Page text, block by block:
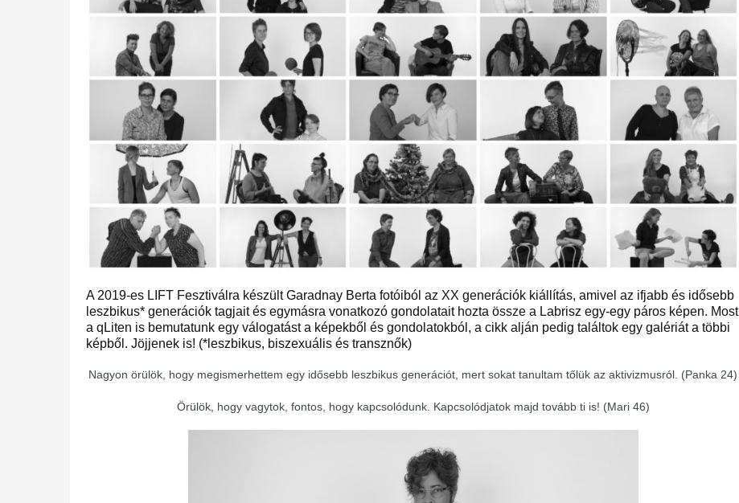
A 2019-es LIFT Fesztiválra készült Garadnay Berta fotóiból az XX generációk kiállítás, amivel az ifjabb és idősebb
leszbikus* generációk tagjait és egymásra vonatkozó gondolatait hozta össze a Labrisz egy-egy páros képen. Most
a qLiten is bemutatunk egy válogatást a képekből és gondolatokból, a cikk alján pedig találtok egy galériát a többi
képből. Jöjjenek is! (*leszbikus, biszexuális és transznők)
Nagyon örülök, hogy megismerhettem egy idősebb leszbikus generációt, mert sokat tanultam tőlük az aktivizmusról. (Panka 24)
Örülök, hogy vagytok, fontos, hogy kapcsolódunk. Kapcsolódjatok majd tovább ti is! (Mari 46)